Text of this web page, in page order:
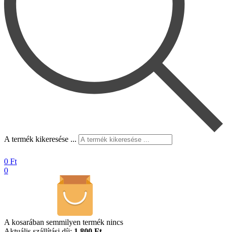
A termék kikeresése ...
0 Ft
0
A kosarában semmilyen termék nincs